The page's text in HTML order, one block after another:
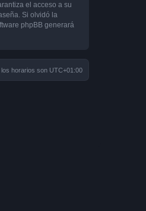
el acceso a su
Si olvidó la
phpBB generará
los horarios son UTC+01:00